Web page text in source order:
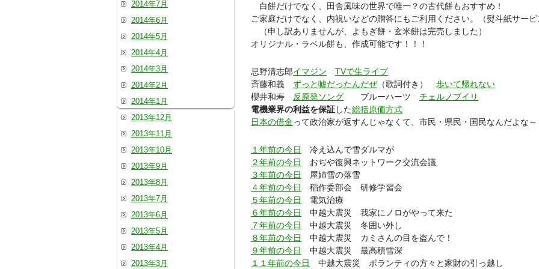
白餅だけでなく、田舎風味の世界で唯一？の古代餅もおすすめ！
ご家庭だけでなく、内祝いなどの贈答にもご利用ください。（熨斗紙サー
（申し訳ありませんが、よもぎ餅・玄米餅は完売しました）
オリジナル・ラベル餅も、作成可能です！！！
忌野清志郎イマジン
TVで生ライブ
斉藤和義 ずっと嘘だったんだぜ（歌詞付き） 歩いて帰れない
櫻井和寿
反原発ソング ブルーハーツ チェルノブイリ
電機業界の利益を保証した総括原価方式
日本の借金って政治家が返すんじゃなくて、市民・県民・国民なんだよな～
１年前の今日
冷え込んで雪ダルマが
２年前の今日
おぢや復興ネットワーク交流会議
３年前の今日
屋姉雪の落雪
４年前の今日
稲作委部会 研修学習会
５年前の今日
電気治療
６年前の今日
中越大震災 我家にノロがやって来た
７年前の今日
中越大震災 冬囲い外し
８年前の今日
中越大震災 カミさんの目を盗んで！
９年前の今日
中越大震災 最高積雪深
１１年前の今日
中越大震災 ボランティの方々と家財の引っ越し
2014年7月
2014年6月
2014年5月
2014年4月
2014年3月
2014年2月
2014年1月
2013年12月
2013年11月
2013年10月
2013年9月
2013年8月
2013年7月
2013年6月
2013年5月
2013年4月
2013年3月